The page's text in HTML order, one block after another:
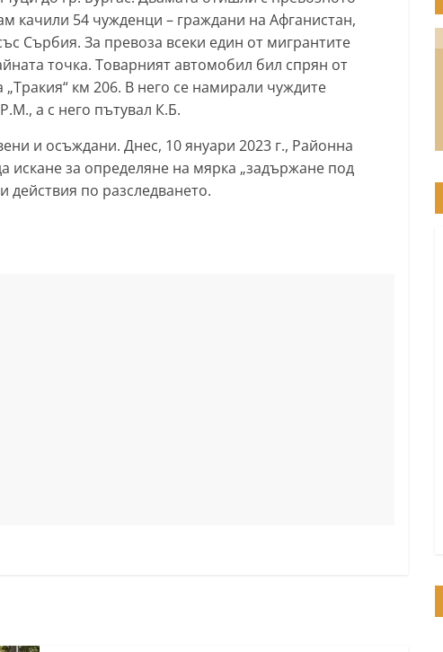
качили 54 чужденци – граждани на Афганистан,
Сърбия. За превоза всеки един от мигрантите
точка. Товарният автомобил бил спрян от
км 206. В него се намирали чуждите
а с него пътувал К.Б.
и осъждани. Днес, 10 януари 2023 г., Районна
искане за определяне на мярка „задържане под
действия по разследването.